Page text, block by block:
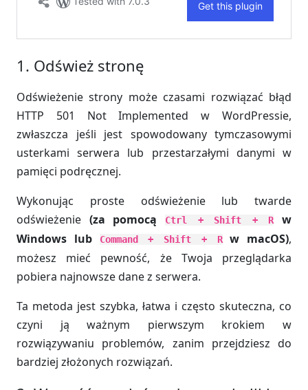
1. Odśwież stronę
Odświeżenie strony może czasami rozwiązać błąd
HTTP 501 Not Implemented w WordPressie,
zwłaszcza jeśli jest spowodowany tymczasowymi
usterkami serwera lub przestarzałymi danymi w
pamięci podręcznej.
Wykonując proste odświeżenie lub twarde
odświeżenie (za pomocą Ctrl + Shift + Rw
Windows lub
Command + Shift + Rw macOS),
możesz mieć pewność, że Twoja przeglądarka
pobiera najnowsze dane z serwera.
Ta metoda jest szybka, łatwa i często skuteczna, co
czyni ją ważnym pierwszym krokiem w
rozwiązywaniu problemów, zanim przejdziesz do
bardziej złożonych rozwiązań.